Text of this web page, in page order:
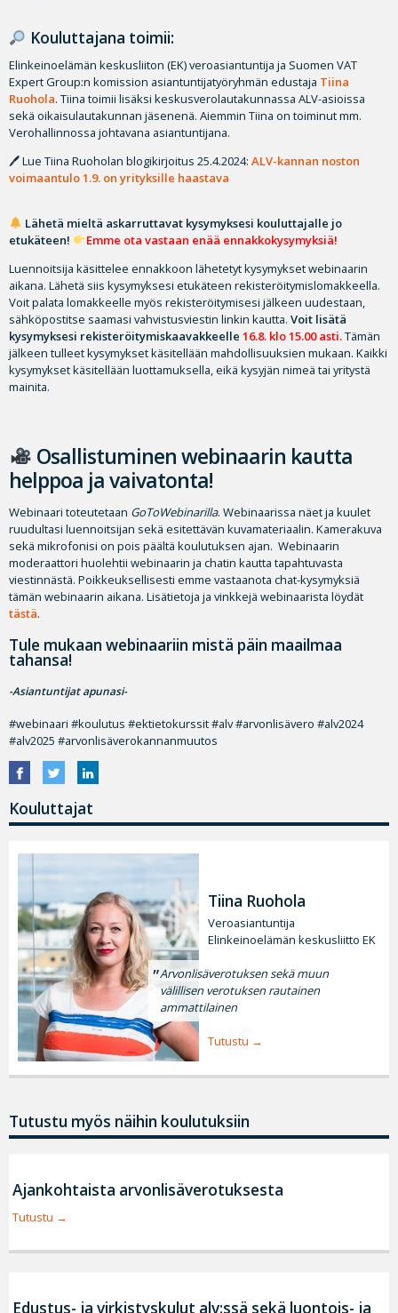
Kouluttajana toimii:
Elinkeinoelämän keskusliiton (EK) veroasiantuntija ja Suomen VAT
Expert Group:n komission asiantuntijatyöryhmän edustaja Tiina
Ruohola. Tiina toimii lisäksi keskusverolautakunnassa ALV-asioissa
sekä oikaisulautakunnan jäsenenä. Aiemmin Tiina on toiminut mm.
Verohallinnossa johtavana asiantuntijana.
🖊 Lue Tiina Ruoholan blogikirjoitus 25.4.2024: ALV-kannan noston
voimaantulo 1.9. on yrityksille haastava
Lähetä mieltä askarruttavat kysymyksesi kouluttajalle jo
etukäteen!
Emme ota vastaan enää ennakkokysymyksiä!
Luennoitsija käsittelee ennakkoon lähetetyt kysymykset webinaarin
aikana. Lähetä siis kysymyksesi etukäteen rekisteröitymislomakkeella.
Voit palata lomakkeelle myös rekisteröitymisesi jälkeen uudestaan,
sähköpostitse saamasi vahvistusviestin linkin kautta. Voit lisätä
kysymyksesi rekisteröitymiskaavakkeelle 16.8. klo 15.00 asti.Tämän
jälkeen tulleet kysymykset käsitellään mahdollisuuksien mukaan. Kaikki
kysymykset käsitellään luottamuksella, eikä kysyjän nimeä tai yritystä
mainita.
Osallistuminen webinaarin kautta
helppoa ja vaivatonta!
Webinaari toteutetaan GoToWebinarilla. Webinaarissa näet ja kuulet
ruudultasi luennoitsijan sekä esitettävän kuvamateriaalin. Kamerakuva
sekä mikrofonisi on pois päältä koulutuksen ajan. Webinaarin
moderaattori huolehtii webinaarin ja chatin kautta tapahtuvasta
viestinnästä. Poikkeuksellisesti emme vastaanota chat-kysymyksiä
tämän webinaarin aikana. Lisätietoja ja vinkkejä webinaarista löydät
tästä.
Tule mukaan webinaariin mistä päin maailmaa
tahansa!
-Asiantuntijat apunasi-
#webinaari #koulutus #ektietokurssit #alv #arvonlisävero #alv2024
#alv2025 #arvonlisäverokannanmuutos
Kouluttajat
Tiina Ruohola
Veroasiantuntija
Elinkeinoelämän keskusliitto EK
Arvonlisäverotuksen sekä muun
välillisen verotuksen rautainen
ammattilainen
Tutustu
Tutustu myös näihin koulutuksiin
Ajankohtaista arvonlisäverotuksesta
Tutustu
Edustus- ja virkistyskulut alv:ssä sekä luontois- ja